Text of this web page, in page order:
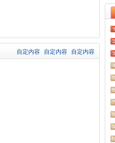
自定内容 自定内容 自定内容